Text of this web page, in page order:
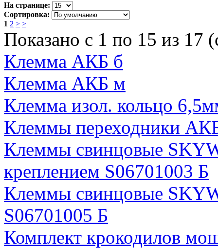
На странице:
Сортировка:
1 2 > >|
Показано с 1 по 15 из 17
Клемма АКБ б
Клемма АКБ м
Клемма изол. кольцо
Клеммы переходники
Клеммы свинцовые
креплением S06701003 Б
Клеммы свинцовые
S06701005 Б
Комплект крокодилов